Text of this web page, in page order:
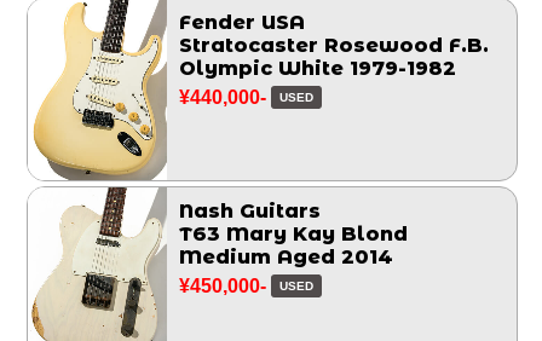
Fender USA
Stratocaster Rosewood F.B.
Olympic White 1979-1982
¥440,000- USED
Nash Guitars
T63 Mary Kay Blond
Medium Aged 2014
¥450,000- USED